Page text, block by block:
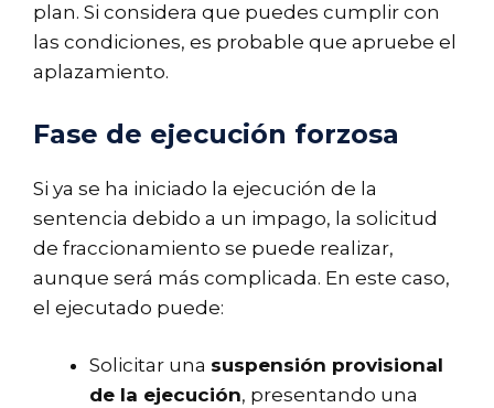
plan. Si considera que puedes cumplir con
las condiciones, es probable que apruebe el
aplazamiento.
Fase de ejecución forzosa
Si ya se ha iniciado la ejecución de la
sentencia debido a un impago, la solicitud
de fraccionamiento se puede realizar,
aunque será más complicada. En este caso,
el ejecutado puede:
Solicitar una suspensión provisional
de la ejecución, presentando una